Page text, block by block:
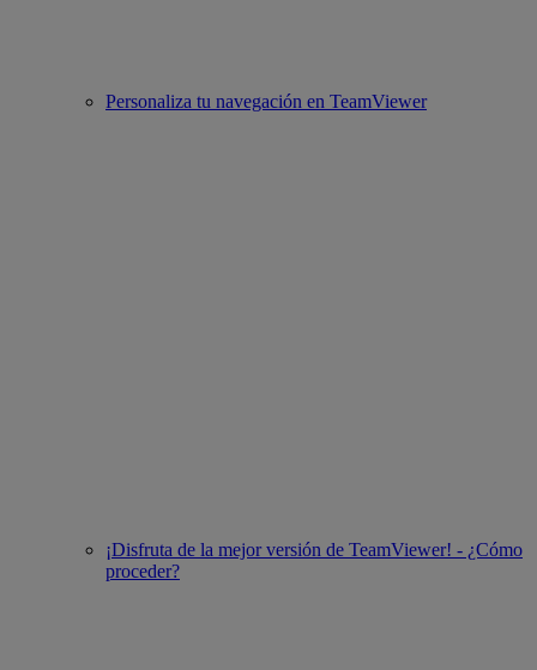
Personaliza tu navegación en TeamViewer
¡Disfruta de la mejor versión de TeamViewer! - ¿Cómo
proceder?